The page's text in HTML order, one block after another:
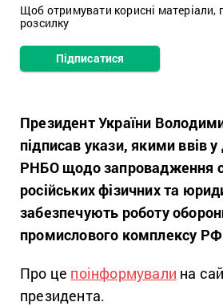
Щоб отримувати корисні матеріали,
розсилку
Підписатися
Президент України
підписав укази, якими ввів
РНБО щодо запровадження
російських фізичних та
забезпечують роботу
промислового комплексу
Про це поінформували на
президента.